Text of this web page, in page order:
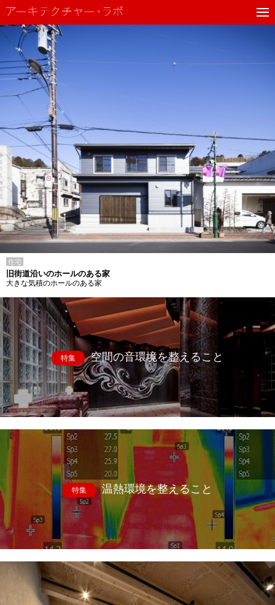
住宅
旧街道沿いのホールのある家
大きな気積のホールのある家
特集 空間の音環境を整えること
特集 温熱環境を整えること